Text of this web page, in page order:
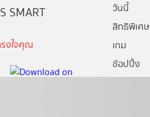
SMART
งใจคุณ
วันนี้
สิทธิพิเศษ
เกม
ช้อปปิ้ง